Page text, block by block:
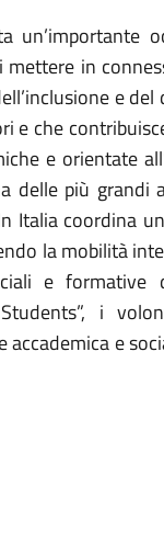
in
e del
e che
e orientate
più grandi
Italia coordina
la mobilità
e formative
i
e